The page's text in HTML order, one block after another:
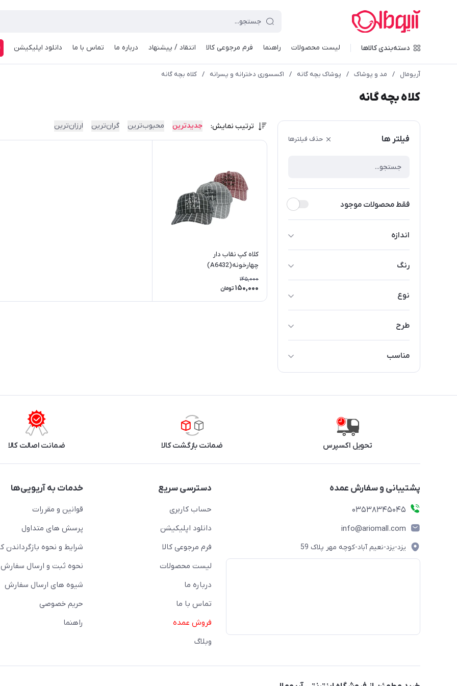
دسته‌بندی کالاها لیست محصولات راهنما فرم مرجوعی کالا انتقاد / پیشنهاد درباره ما تماس با ما دانلود اپلیکیشن
آریومال / مد و پوشاک / پوشاک بچه گانه / اکسسوری دخترانه و پسرانه / کلاه بچه گانه
کلاه بچه گانه
فیلتر ها حذف فیلترها
فقط محصولات موجود
اندازه
رنگ
نوع
طرح
مناسب
دختران
پسران
ترتیب نمایش: جدیدترین محبوب‌ترین گران‌ترین ارزان‌ترین
کلاه کپ نقاب دار
چهارخونه(A6432)
145,000
150,000 تومان
تحویل اکسپرس ضمانت بازگشت کالا ضمانت اصالت کالا
پشتیبانی و سفارش عمده
03538345045
info@ariomall.com
یزد-یزد-نعیم آباد-کوچه مهر پلاک 59
دسترسی سریع
حساب کاربری
دانلود اپلیکیشن
فرم مرجوعی کالا
لیست محصولات
درباره ما
تماس با ما
فروش عمده
وبلاگ
خدمات به آریویی‌ها
قوانین و مقررات
پرسش های متداول
شرایط و نحوه بازگرداندن
نحوه ثبت و ارسال سفارش
شیوه های ارسال سفارش
حریم خصوصی
راهنما